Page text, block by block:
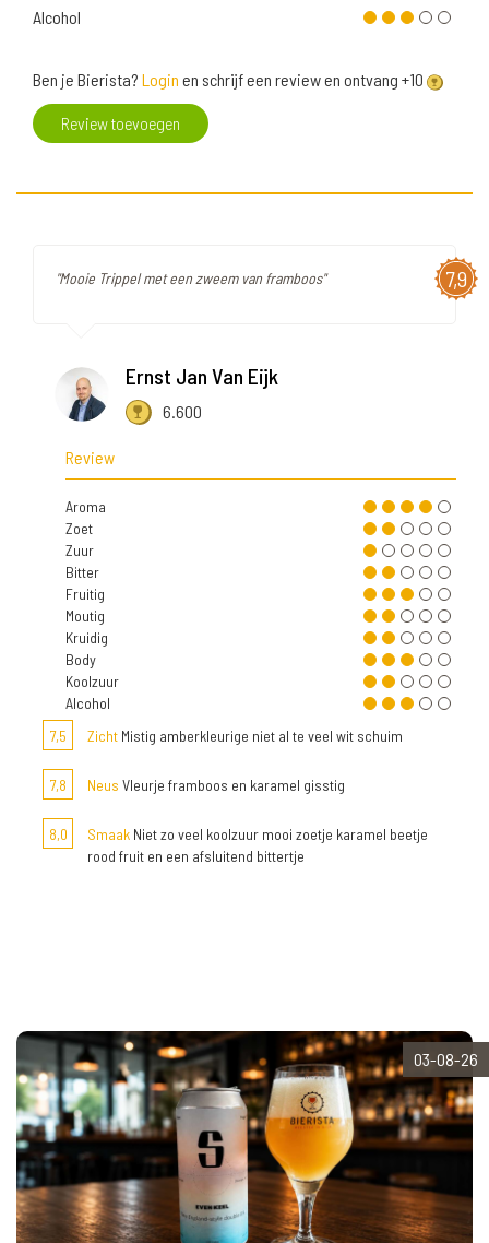
Alcohol
Ben je Bierista? Login en schrijf een review en ontvang +10
Review toevoegen
7,9
"Mooie Trippel met een zweem van framboos"
Ernst Jan Van Eijk
6.600
Review
Aroma
Zoet
Zuur
Bitter
Fruitig
Moutig
Kruidig
Body
Koolzuur
Alcohol
7,5
Zicht Mistig amberkleurige niet al te veel wit schuim
7,8 Neus Vleurje framboos en karamel gisstig
8,0 Smaak Niet zo veel koolzuur mooi zoetje karamel beetje
rood fruit en een afsluitend bittertje
03-08-26